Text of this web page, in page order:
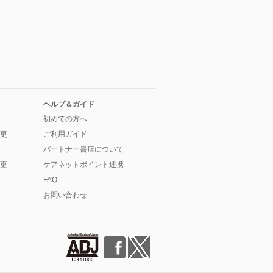
ヘルプ＆ガイド
初めての方へ
ご利用ガイド
パートナー書店について
ケアネットポイント連携
FAQ
お問い合わせ